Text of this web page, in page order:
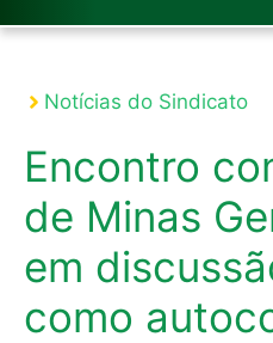
Notícias do Sindicato
Encontro
de Minas
em
como